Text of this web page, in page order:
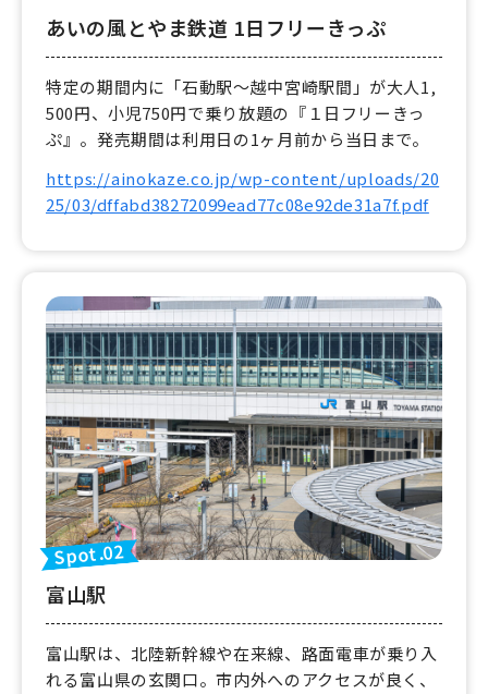
あいの風とやま鉄道 1日フリーきっぷ
特定の期間内に「石動駅～越中宮崎駅間」が大人1,
500円、小児750円で乗り放題の『１日フリーきっ
ぷ』。発売期間は利用日の1ヶ月前から当日まで。
https://ainokaze.co.jp/wp-content/uploads/20
25/03/dffabd38272099ead77c08e92de31a7f.pdf
Spot.02
富山駅
富山駅は、北陸新幹線や在来線、路面電車が乗り入
れる富山県の玄関口。市内外へのアクセスが良く、